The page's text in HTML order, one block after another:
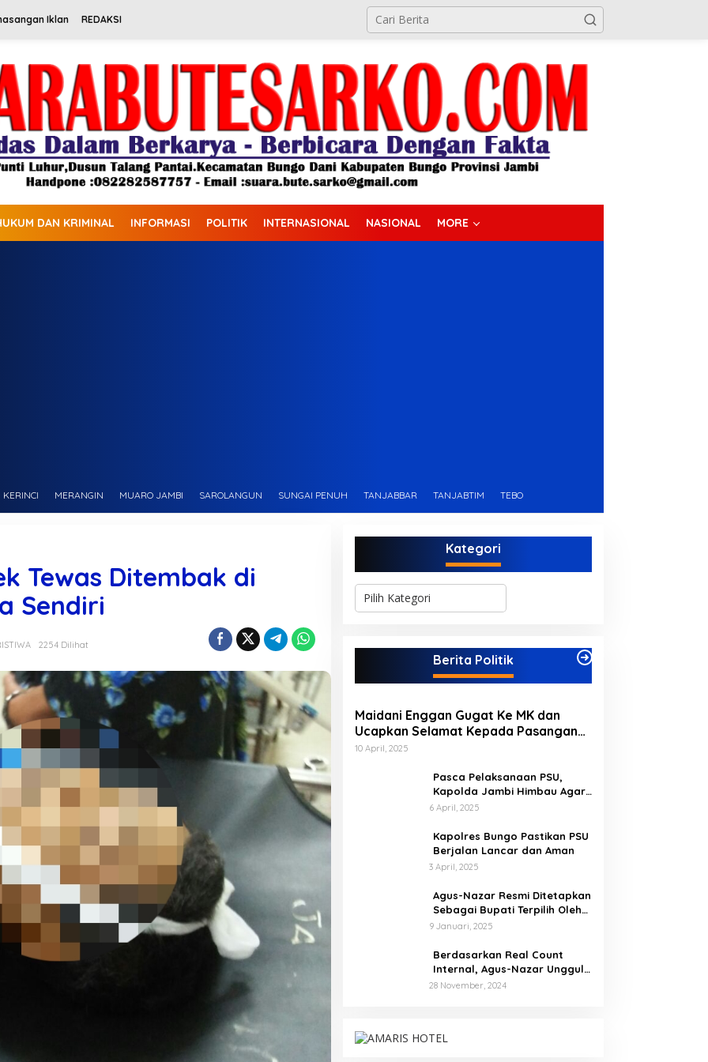
Iklan REDAKSI
DAN KRIMINAL INFORMASI POLITIK INTERNASIONAL NASIONAL MORE
KERINCI MERANGIN MUARO JAMBI SAROLANGUN SUNGAI PENUH TANJABBAR TANJABTIM TEBO
Tewas Ditembak di
Sendiri
2254 Dilihat
Kategori
K
g
Berita Politik
Maidani Enggan Gugat Ke MK dan
Ucapkan Selamat Kepada Pasangan
Dedy-Dayat
10 April, 2025
Pasca Pelaksanaan PSU,
Kapolda Jambi Himbau Agar
Semua Pihak Jaga Situasi
6 April, 2025
Kapolres Bungo Pastikan PSU
Berjalan Lancar dan Aman
3 April, 2025
Agus-Nazar Resmi Ditetapkan
Sebagai Bupati Terpilih Oleh
KPU Kabupaten Tebo
9 Januari, 2025
Berdasarkan Real Count
Internal, Agus-Nazar Unggul
61 Persen dari Aspan-Tono
28 November, 2024
Dampak
Pelaminan Pengantin dan Baju